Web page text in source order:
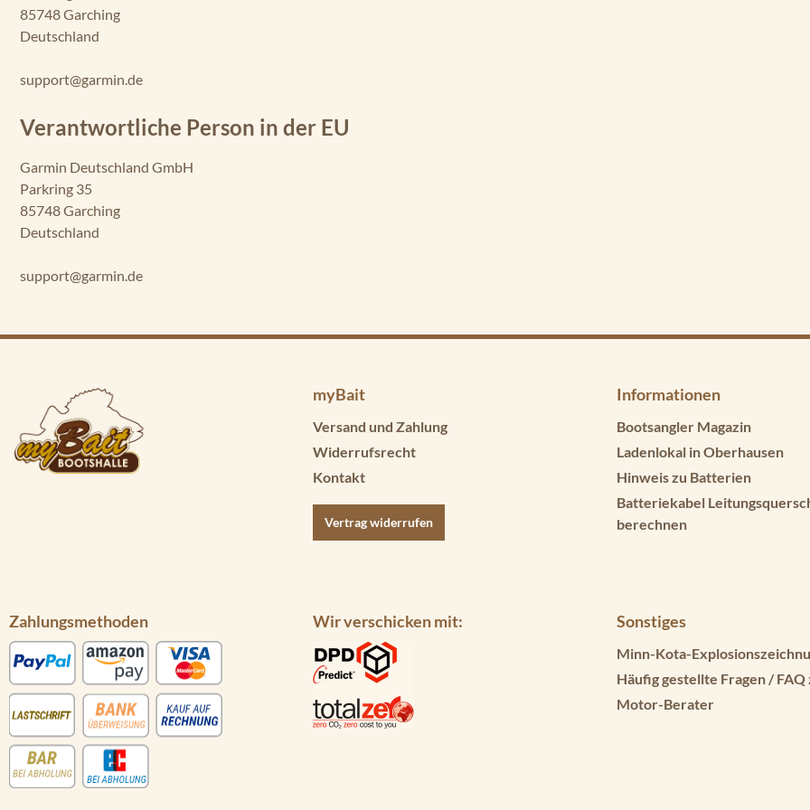
85748 Garching
Deutschland
support@garmin.de
Verantwortliche Person in der EU
Garmin Deutschland GmbH
Parkring 35
85748 Garching
Deutschland
support@garmin.de
myBait
Versand und Zahlung
Widerrufsrecht
Kontakt
Vertrag widerrufen
Informationen
Bootsangler Magazin
Ladenlokal in Oberhausen
Hinweis zu Batterien
Batteriekabel
berechnen
Zahlungsmethoden Wir verschicken mit: Sonstiges
Minn-Kota-
Häufig gestellte Fragen /
Motor-Berater